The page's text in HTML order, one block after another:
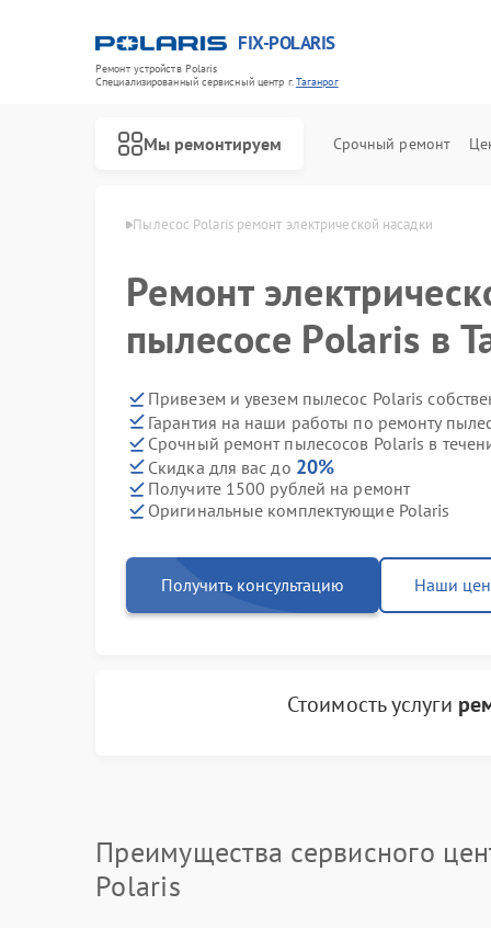
FIX-POLARIS
Ремонт устройств Polaris
Специализированный cервисный центр г.Таганрог
Мы ремонтируем Срочный ремонт
Polaris в Таганроге Пылесос Polaris ремонт электрической насадки
Ремонт
пылесосе Polaris в
Привезем и увезем пылесос Polaris
Гарантия на наши работы по ремонту
Срочный ремонт пылесосов Polaris в
Скидка для вас до 20%
Получите 1500 рублей на ремонт
Оригинальные комплектующие Polaris
Получить консультацию Наши
Стоимость услуги
Преимущества сервисного
Polaris